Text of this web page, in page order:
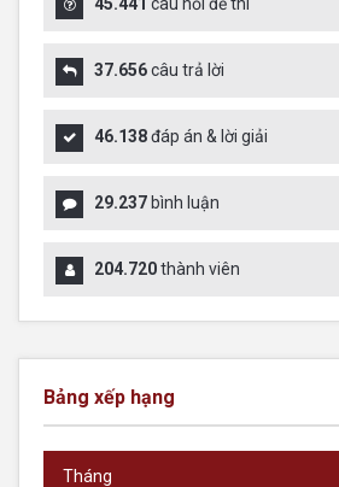
37.656câu trả lời
46.138đáp án & lời giải
29.237bình luận
204.720thành viên
Bảng xếp hạng
Tháng